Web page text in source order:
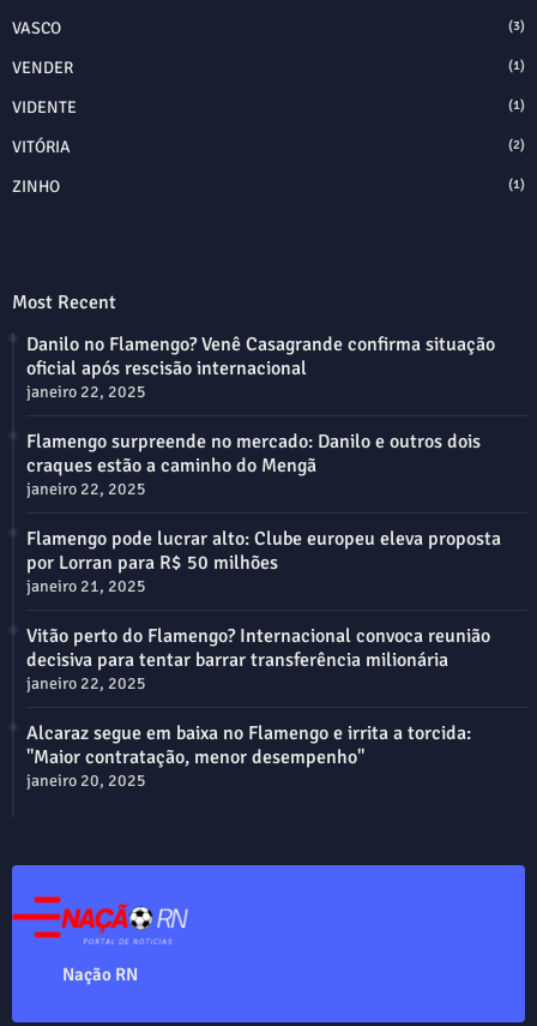
VASCO (3)
VENDER (1)
VIDENTE (1)
VITÓRIA (2)
ZINHO (1)
Most Recent
Danilo no Flamengo? Venê Casagrande confirma situação
oficial após rescisão internacional
janeiro 22, 2025
Flamengo surpreende no mercado: Danilo e outros dois
craques estão a caminho do Mengã
janeiro 22, 2025
Flamengo pode lucrar alto: Clube europeu eleva proposta
por Lorran para R$ 50 milhões
janeiro 21, 2025
Vitão perto do Flamengo? Internacional convoca reunião
decisiva para tentar barrar transferência milionária
janeiro 22, 2025
Alcaraz segue em baixa no Flamengo e irrita a torcida:
"Maior contratação, menor desempenho"
janeiro 20, 2025
Nação RN